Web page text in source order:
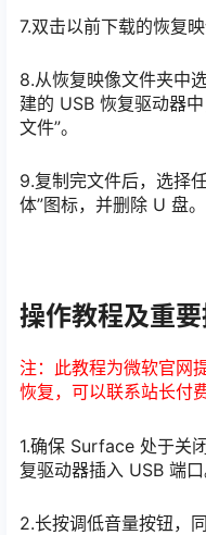
7.双击以前下载的恢复
8.从恢复映像文件夹中
建的 USB 恢复驱动器
文件”。
9.复制完文件后，选择
体”图标，并删除 U 盘。
操作教程及重
注：此教程为微软官网
恢复，可以联系站长付
1.确保 Surface 处于关
复驱动器插入 USB 端口
2.长按调低音量按钮，